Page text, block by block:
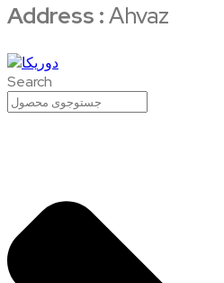
Address :Ahvaz
Search